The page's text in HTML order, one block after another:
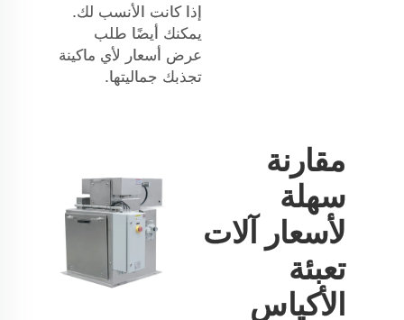
إذا كانت الأنسب لك.
يمكنك أيضًا طلب
عرض أسعار لأي ماكينة
تجذبك جماليتها.
مقارنة
سهلة
لأسعار آلات
تعبئة
الأكياس